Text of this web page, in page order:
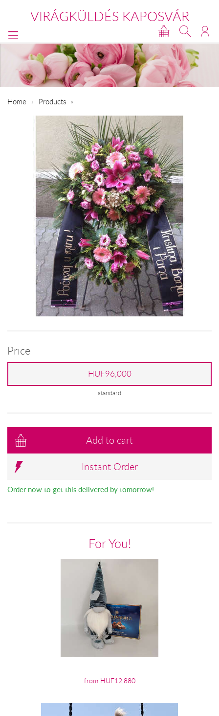
VIRÁGKÜLDÉS KAPOSVÁR
Home Products
Price
HUF96,000
standard
Add to cart
Instant Order
Order now to get this delivered by tomorrow!
For You!
from HUF12,880